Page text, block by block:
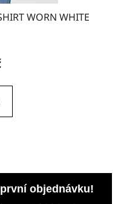
WORN WHITE
objednávku!